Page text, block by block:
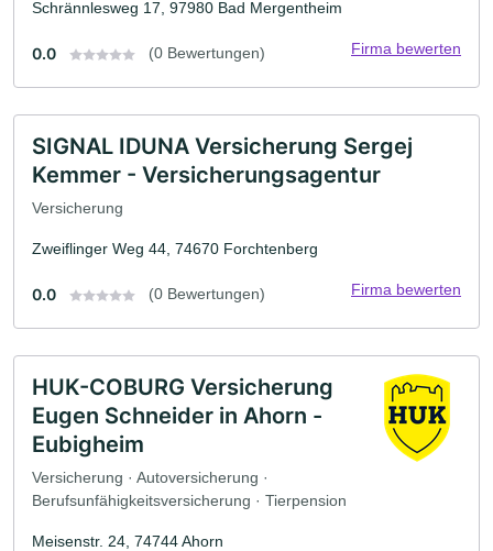
Schrännlesweg 17, 97980 Bad Mergentheim
0.0 (0 Bewertungen) Firma bewerten
SIGNAL IDUNA Versicherung Sergej
Kemmer - Versicherungsagentur
Versicherung
Zweiflinger Weg 44, 74670 Forchtenberg
0.0 (0 Bewertungen) Firma bewerten
HUK-COBURG Versicherung
Eugen Schneider in Ahorn -
Eubigheim
Versicherung · Autoversicherung ·
Berufsunfähigkeitsversicherung · Tierpension
Meisenstr. 24, 74744 Ahorn